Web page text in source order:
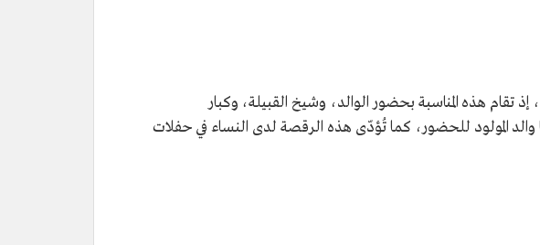
هذه المناسبة بحضور الوالد، وشيخ القبيلة، وكبار
المولود للحضور، كما تُؤدّى هذه الرقصة لدى النساء في حفلات